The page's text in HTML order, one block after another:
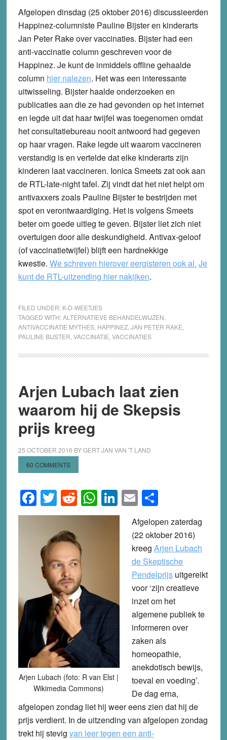
Afgelopen dinsdag (25 oktober 2016) discussieerden
Happinez-columniste Pauline Bijster en kinderarts
Jan Peter Rake over vaccinaties. Bijster had een
anti-vaccinatie column geschreven voor de
Happinez. Je kunt de inmiddels offline gehaalde
column hier nalezen. Het was een interessante
uitwisseling. Bijster haalde onderzoeken en
publicaties aan die ze had gevonden op het internet
en legde uit dat haar twijfel was toegenomen omdat
het consultatiebureau nooit antwoord had gegeven
op haar vragen. Rake legde uit waarom vaccineren
verstandig is en vertelde dat elke kinderarts zijn
kinderen laat vaccineren. Ionica Smeets zat ook aan
de RTL-late-night tafel. Zij vindt dat het niet helpt om
antivaxxers zoals Pauline Bijster te bestrijden met
spot en verontwaardiging. Het is volgens Smeets
beter om goede uitleg te geven. Bijster liet zich niet
overtuigen door alle deskundigheid. Antivax-geloof
(of vaccinatietwijfel) blijft een hardnekkige
kwestie. We schreven hierover eergisteren ook al. Je
kunt de RTL-uitzending hier nakijken.
FILED UNDER: K-D-WEETJES
TAGGED WITH:ALTERNATIEVE BEHANDELWIJZEN
ANTIVACCINATIE MYTHES, HAPPINEZ, JAN PETER RAKE
PAULINE BIJSTER VACCINATIE VACCINATIES
Arjen Lubach laat zien
waarom hij de Skepsis
prijs kreeg
25 OCTOBER 2016 BYGERT JAN VAN 'T LAND
60 COMMENTS
Facebook
Twitter
Reddit
WhatsApp
LinkedIn
EmailShare
Arjen Lubach (foto: R van Elst |
Wikimedia Commons)
Afgelopen zaterdag
(22 oktober 2016)
kreeg Arjen Lubach
de Skeptische
Pendelprijsuitgereikt
voor ‘zijn creatieve
inzet om het
algemene publiek te
informeren over
zaken als
homeopathie,
anekdotisch bewijs,
toeval en voeding’.
De dag erna,
afgelopen zondag liet hij weer eens zien dat hij de
prijs verdient. In de uitzending van afgelopen zondag
trekt hij stevig van leer tegen een anti-